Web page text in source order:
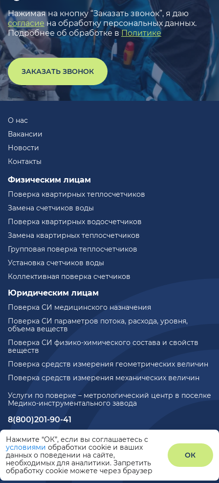
Нажимая на кнопку “Заказать звонок”, я даю
согласие на обработку персональных данных.
Подробнее об обработке в Политике
ЗАКАЗАТЬ ЗВОНОК
Услуги по поверке – метрологический центр в поселке
Медико-инструментального завода
8(800)201-90-41
О нас
Вакансии
Новости
Контакты
Физическим лицам
Поверка квартирных теплосчетчиков
Замена счетчиков воды
Поверка квартирных водосчетчиков
Замена квартирных теплосчетчиков
Групповая поверка теплосчетчиков
Установка счетчиков воды
Коллективная поверка счетчиков
Юридическим лицам
Поверка СИ медицинского назначения
Поверка СИ параметров потока, расхода, уровня,
объема веществ
Поверка СИ физико-химического состава и свойств
веществ
Поверка средств измерения геометрических величин
Поверка средств измерения механических величин
©2026 Политика конфиденциальности
Нажмите “ОК”, если вы соглашаетесь с
условиями обработки cookie и ваших
данных о поведении на сайте,
необходимых для аналитики. Запретить
обработку cookie можете через браузер
ОК